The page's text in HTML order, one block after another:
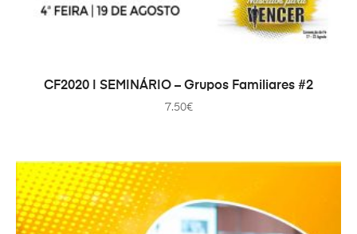
ADICIONAR
CF2020 | SEMINÁRIO – Grupos Familiares #2
7.50€